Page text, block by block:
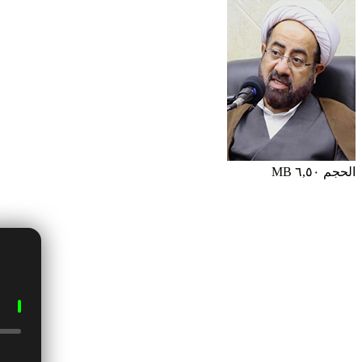
الحجم ٦,٥٠ MB